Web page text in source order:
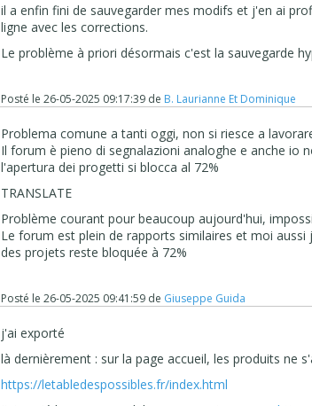
il a enfin fini de sauvegarder mes modifs et j'en ai
ligne avec les corrections.
Le problème à priori désormais c'est la sauvegarde
Posté le26-05-2025 09:17:39 de B. Laurianne Et Dominique
Problema comune a tanti oggi, non si riesce a
Il forum è pieno di segnalazioni analoghe e anche io
l'apertura dei progetti si blocca al 72%
TRANSLATE
Problème courant pour beaucoup aujourd'hui,
Le forum est plein de rapports similaires et moi
des projets reste bloquée à 72%
Posté le26-05-2025 09:41:59 de Giuseppe Guida
j'ai exporté
là dernièrement : sur la page accueil, les produits ne
https://letabledespossibles.fr/index.html